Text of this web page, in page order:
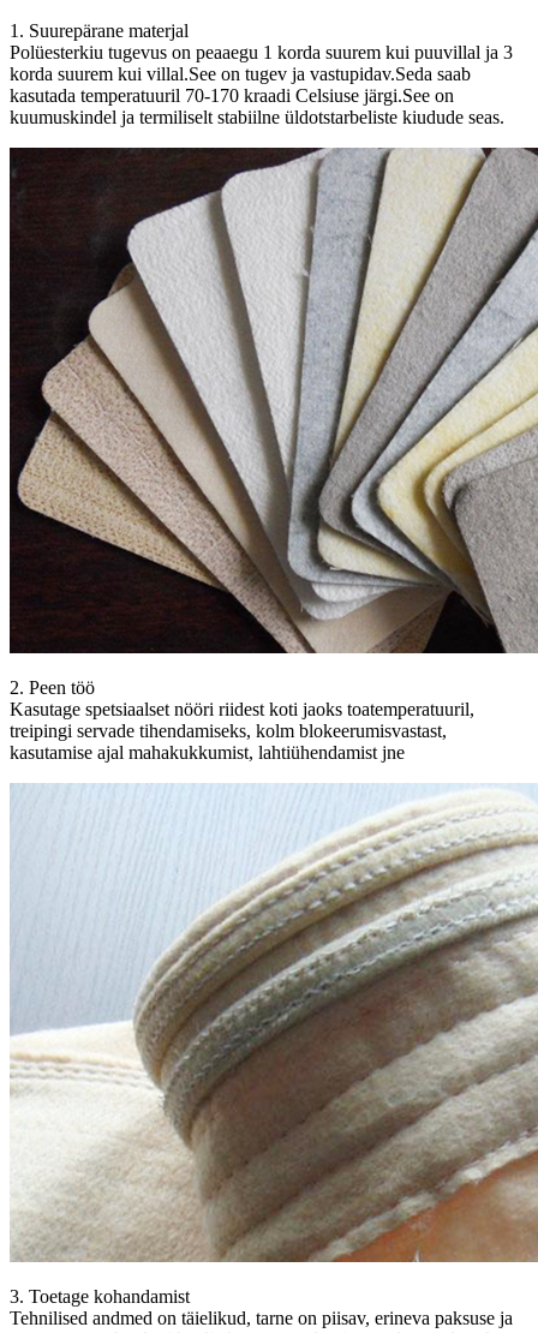
1. Suurepärane materjal
Polüesterkiu tugevus on peaaegu 1 korda suurem kui puuvillal ja 3
korda suurem kui villal.See on tugev ja vastupidav.Seda saab
kasutada temperatuuril 70-170 kraadi Celsiuse järgi.See on
kuumuskindel ja termiliselt stabiilne üldotstarbeliste kiudude seas.
2. Peen töö
Kasutage spetsiaalset nööri riidest koti jaoks toatemperatuuril,
treipingi servade tihendamiseks, kolm blokeerumisvastast,
kasutamise ajal mahakukkumist, lahtiühendamist jne
3. Toetage kohandamist
Tehnilised andmed on täielikud, tarne on piisav, erineva paksuse ja